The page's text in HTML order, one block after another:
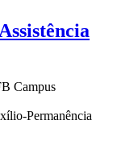
Campus
Permanência